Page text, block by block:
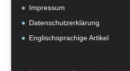
Impressum
Datenschutzerklärung
Englischsprachige Artikel